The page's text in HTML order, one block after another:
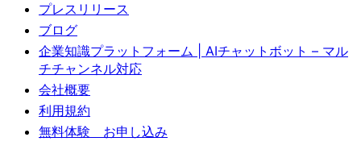
プレスリリース
ブログ
企業知識プラットフォーム | AIチャットボット – マル
チチャンネル対応
会社概要
利用規約
無料体験 お申し込み